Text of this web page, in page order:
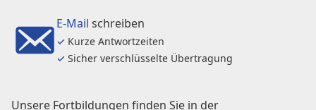
E-Mail schreiben
✓ Kurze Antwortzeiten
✓ Sicher verschlüsselte Übertragung
Unsere Fortbildungen finden Sie in der